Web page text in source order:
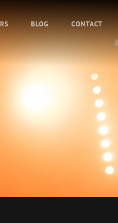
BLOG CONTACT